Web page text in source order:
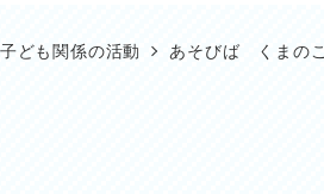
子ども関係の活動 あそびば くまのこ